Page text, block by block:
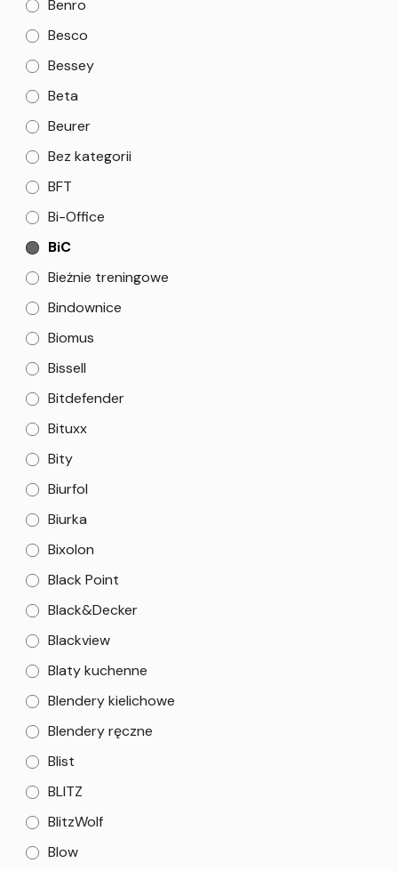
Benro
Besco
Bessey
Beta
Beurer
Bez kategorii
BFT
Bi-Office
BiC
Bieżnie treningowe
Bindownice
Biomus
Bissell
Bitdefender
Bituxx
Bity
Biurfol
Biurka
Bixolon
Black Point
Black&Decker
Blackview
Blaty kuchenne
Blendery kielichowe
Blendery ręczne
Blist
BLITZ
BlitzWolf
Blow